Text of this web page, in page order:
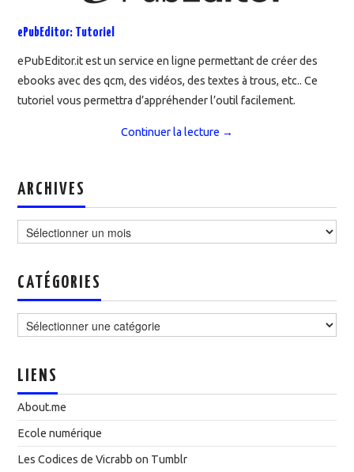
ePubEditor: Tutoriel
ePubEditor.it est un service en ligne permettant de créer des
ebooks avec des qcm, des vidéos, des textes à trous, etc.. Ce
tutoriel vous permettra d’appréhender l’outil facilement.
Continuer la lecture →
ARCHIVES
CATÉGORIES
LIENS
About.me
Ecole numérique
Les Codices de Vicrabb on Tumblr